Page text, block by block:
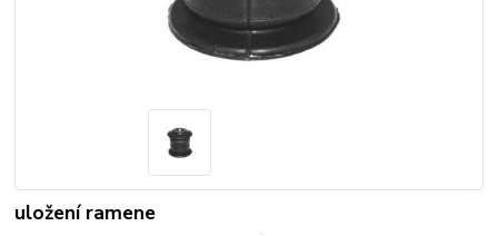
uložení ramene